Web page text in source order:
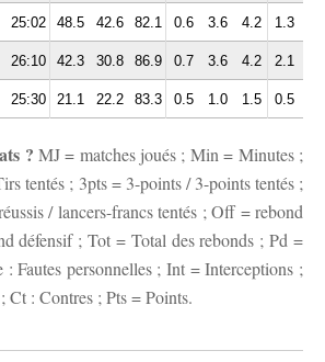
25:02 48.5 42.6 82.1 0.6 3.6 4.2 1.3
26:10 42.3 30.8 86.9 0.7 3.6 4.2 2.1
25:30 21.1 22.2 83.3 0.5 1.0 1.5 0.5
? MJ = matches joués ; Min = Minutes ;
tentés ; 3pts = 3-points / 3-points tentés ;
/ lancers-francs tentés ; Off = rebond
défensif ; Tot = Total des rebonds ; Pd =
: Fautes personnelles ; Int = Interceptions ;
Ct : Contres ; Pts = Points.